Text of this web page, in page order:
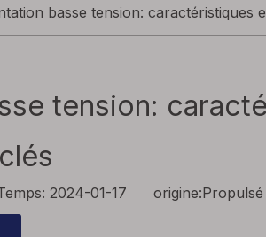
basse tension: caractéristiques
tension:
2024-01-17 origine:Propulsé